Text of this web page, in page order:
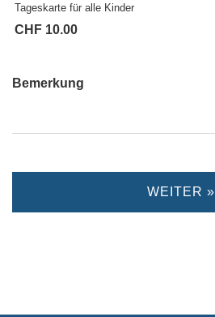
Tageskarte für alle Kinder
CHF 10.00
Bemerkung
WEITER »